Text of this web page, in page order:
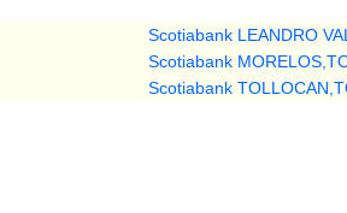
Scotiabank LEANDRO
Scotiabank
Scotiabank